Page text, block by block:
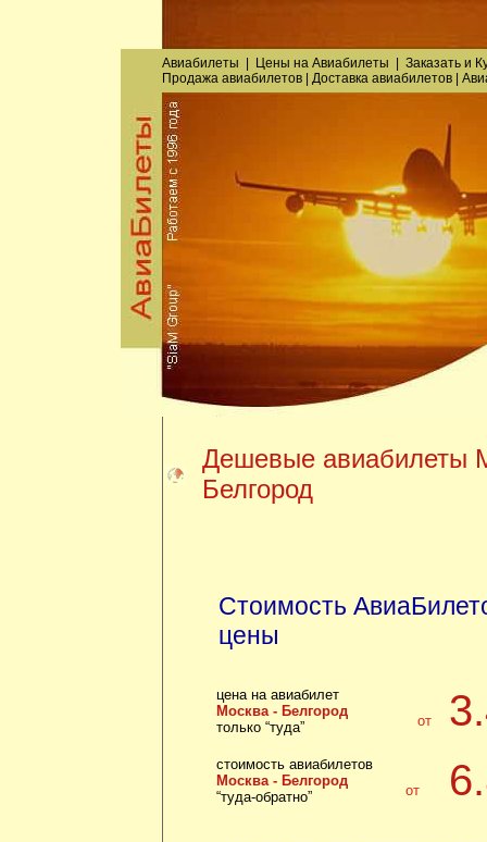
Авиабилеты Цены на Авиабилеты Заказатьи
Продажа авиабилетов| Доставка авиабилетов|
Дешевые авиабилеты
Белгород
Стоимость
цены
цена на авиабилет
Москва - Белгород
только “туда”
от
стоимость авиабилетов
Москва - Белгород
“туда-обратно”
от